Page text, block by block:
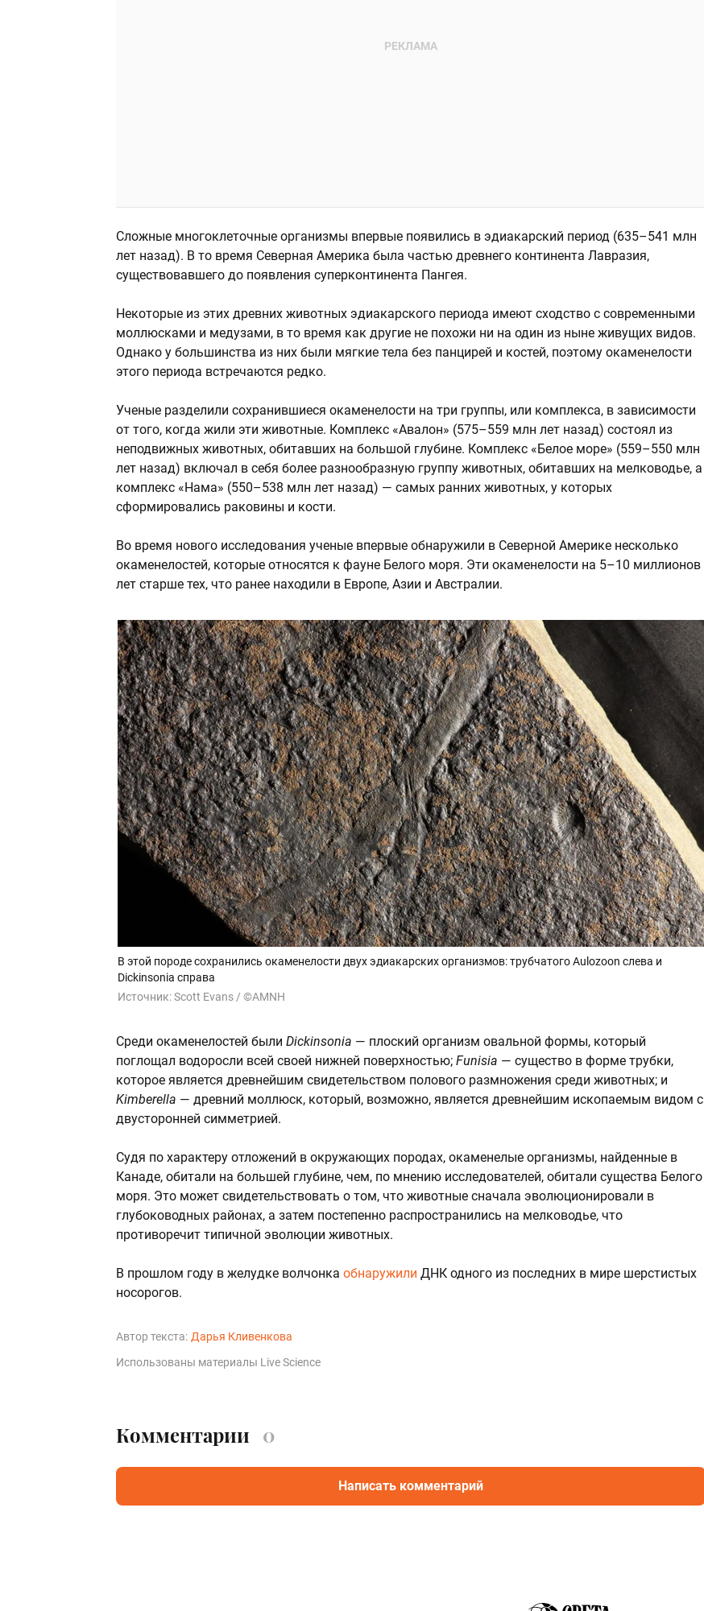
Сложные многоклеточные организмы впервые появились в эдиакарский период (635–541 млн
лет назад). В то время Северная Америка была частью древнего континента Лавразия,
существовавшего до появления суперконтинента Пангея.
Некоторые из этих древних животных эдиакарского периода имеют сходство с современными
моллюсками и медузами, в то время как другие не похожи ни на один из ныне живущих видов.
Однако у большинства из них были мягкие тела без панцирей и костей, поэтому окаменелости
этого периода встречаются редко.
Ученые разделили сохранившиеся окаменелости на три группы, или комплекса, в зависимости
от того, когда жили эти животные. Комплекс «Авалон» (575–559 млн лет назад) состоял из
неподвижных животных, обитавших на большой глубине. Комплекс «Белое море» (559–550 млн
лет назад) включал в себя более разнообразную группу животных, обитавших на мелководье, а
комплекс «Нама» (550–538 млн лет назад) — самых ранних животных, у которых
сформировались раковины и кости.
Во время нового исследования ученые впервые обнаружили в Северной Америке несколько
окаменелостей, которые относятся к фауне Белого моря. Эти окаменелости на 5–10 миллионов
лет старше тех, что ранее находили в Европе, Азии и Австралии.
В этой породе сохранились окаменелости двух эдиакарских организмов: трубчатого Aulozoon слева и
Dickinsonia справа
Источник:Scott Evans / ©AMNH
Среди окаменелостей были Dickinsonia — плоский организм овальной формы, который
поглощал водоросли всей своей нижней поверхностью; Funisia — существо в форме трубки,
которое является древнейшим свидетельством полового размножения среди животных; и
Kimberella — древний моллюск, который, возможно, является древнейшим ископаемым видом с
двусторонней симметрией.
Судя по характеру отложений в окружающих породах, окаменелые организмы, найденные в
Канаде, обитали на большей глубине, чем, по мнению исследователей, обитали существа Белого
моря. Это может свидетельствовать о том, что животные сначала эволюционировали в
глубоководных районах, а затем постепенно распространились на мелководье, что
противоречит типичной эволюции животных.
В прошлом году в желудке волчонка обнаружили ДНК одного из последних в мире шерстистых
носорогов.
Автор текста: Дарья Кливенкова
Использованы материалы Live Science
Комментарии 0
Написать комментарий